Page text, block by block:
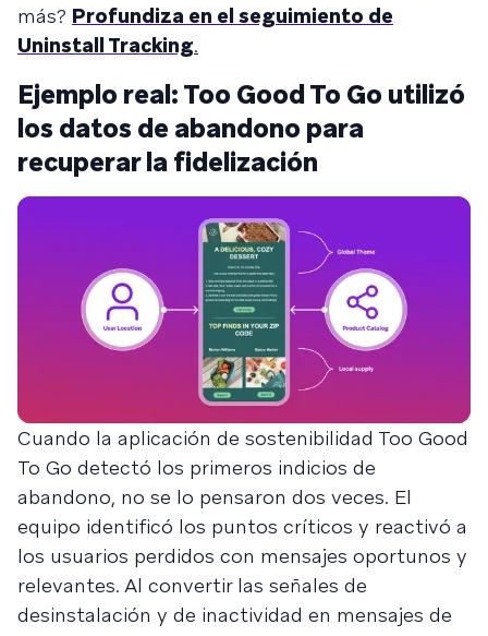
más? Profundiza en el seguimiento de
Uninstall Tracking.
Ejemplo real: Too Good To Go utilizó
los datos de abandono para
recuperar la fidelización
Cuando la aplicación de sostenibilidad Too Good
To Go detectó los primeros indicios de
abandono, no se lo pensaron dos veces. El
equipo identificó los puntos críticos y reactivó a
los usuarios perdidos con mensajes oportunos y
relevantes. Al convertir las señales de
desinstalación y de inactividad en mensajes de